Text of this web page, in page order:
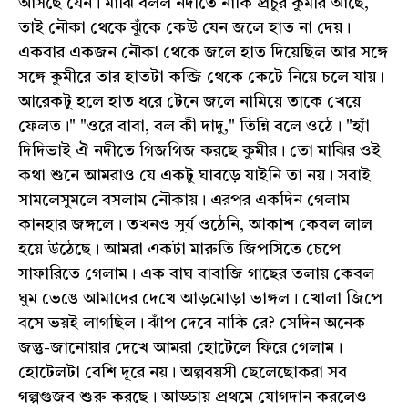
আসছে যেন। মাঝি বলল নদীতে নাকি প্রচুর কুমীর আছে,
তাই নৌকা থেকে ঝুঁকে কেউ যেন জলে হাত না দেয়।
একবার একজন নৌকা থেকে জলে হাত দিয়েছিল আর সঙ্গে
সঙ্গে কুমীরে তার হাতটা কব্জি থেকে কেটে নিয়ে চলে যায়।
আরেকটু হলে হাত ধরে টেনে জলে নামিয়ে তাকে খেয়ে
ফেলত।" "ওরে বাবা, বল কী দাদু," তিন্নি বলে ওঠে। "হ্যাঁ
দিদিভাই ঐ নদীতে গিজগিজ করছে কুমীর। তো মাঝির ওই
কথা শুনে আমরাও যে একটু ঘাবড়ে যাইনি তা নয়। সবাই
সামলেসুমলে বসলাম নৌকায়। এরপর একদিন গেলাম
কানহার জঙ্গলে। তখনও সূর্য ওঠেনি, আকাশ কেবল লাল
হয়ে উঠেছে। আমরা একটা মারুতি জিপসিতে চেপে
সাফারিতে গেলাম। এক বাঘ বাবাজি গাছের তলায় কেবল
ঘুম ভেঙে আমাদের দেখে আড়মোড়া ভাঙ্গল। খোলা জিপে
বসে ভয়ই লাগছিল। ঝাঁপ দেবে নাকি রে? সেদিন অনেক
জন্তু-জানোয়ার দেখে আমরা হোটেলে ফিরে গেলাম।
হোটেলটা বেশি দূরে নয়। অল্পবয়সী ছেলেছোকরা সব
গল্পগুজব শুরু করছে। আড্ডায় প্রথমে যোগদান করলেও